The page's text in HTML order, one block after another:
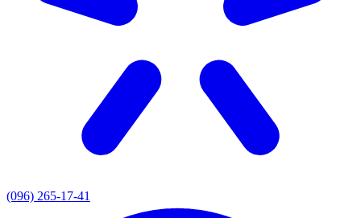
(096) 265-17-41